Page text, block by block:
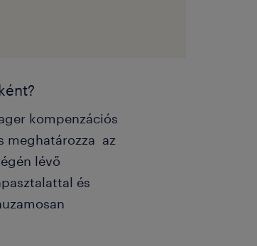
kompenzációs
meghatározza az
lévő
és